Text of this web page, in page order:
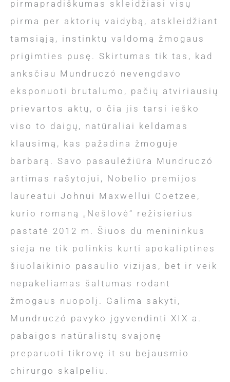
pirmapradiškumas skleidžiasi visų
pirma per aktorių vaidybą, atskleidžiant
tamsiąją, instinktų valdomą žmogaus
prigimties pusę. Skirtumas tik tas, kad
anksčiau Mundruczó nevengdavo
eksponuoti brutalumo, pačių atviriausių
prievartos aktų, o čia jis tarsi ieško
viso to daigų, natūraliai keldamas
klausimą, kas pažadina žmoguje
barbarą. Savo pasaulėžiūra Mundruczó
artimas rašytojui, Nobelio premijos
laureatui Johnui Maxwellui Coetzee,
kurio romaną „Nešlovė“ režisierius
pastatė 2012 m. Šiuos du menininkus
sieja ne tik polinkis kurti apokaliptines
šiuolaikinio pasaulio vizijas, bet ir veik
nepakeliamas šaltumas rodant
žmogaus nuopolį. Galima sakyti,
Mundruczó pavyko įgyvendinti XIX a.
pabaigos natūralistų svajonę
preparuoti tikrovę it su bejausmio
chirurgo skalpeliu.